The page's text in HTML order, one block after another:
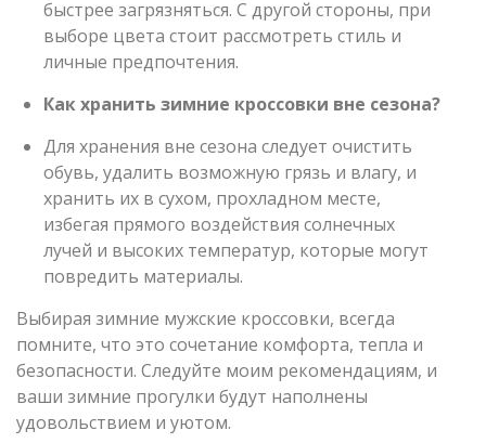
быстрее загрязняться. С другой стороны, при
выборе цвета стоит рассмотреть стиль и
личные предпочтения.
Как хранить зимние кроссовки вне сезона?
Для хранения вне сезона следует очистить
обувь, удалить возможную грязь и влагу, и
хранить их в сухом, прохладном месте,
избегая прямого воздействия солнечных
лучей и высоких температур, которые могут
повредить материалы.
Выбирая зимние мужские кроссовки, всегда
помните, что это сочетание комфорта, тепла и
безопасности. Следуйте моим рекомендациям, и
ваши зимние прогулки будут наполнены
удовольствием и уютом.